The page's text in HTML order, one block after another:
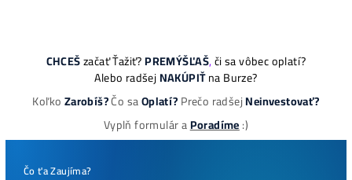
8x Proč do TĚŽBY